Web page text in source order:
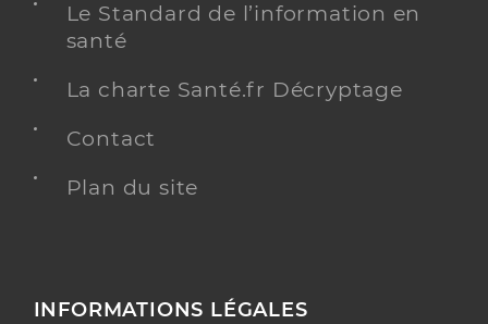
Le Standard de l’information en
santé
La charte Santé.fr Décryptage
Contact
Plan du site
INFORMATIONS LÉGALES